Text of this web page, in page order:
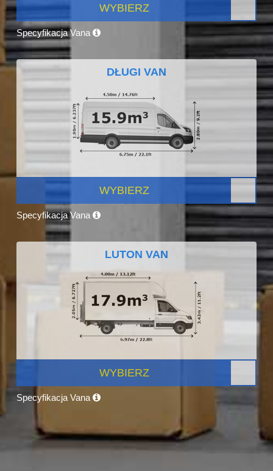
WYBIERZ
Specyfikacja Vana
DŁUGI VAN
WYBIERZ
Specyfikacja Vana
LUTON VAN
WYBIERZ
Specyfikacja Vana